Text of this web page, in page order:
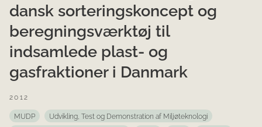
dansk sorteringskoncept og
beregningsværktøj til
indsamlede plast- og
gasfraktioner i Danmark
2012
MUDP
Udvikling, Test og Demonstration af Miljøteknologi